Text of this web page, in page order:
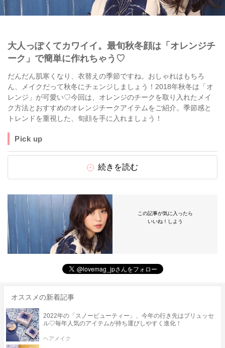
大人っぽくてカワイイ。最旬秋冬顔は「オレンジチ
ーク」で簡単に作れちゃう♡
だんだん肌寒くなり、衣替えの季節ですね。おしゃれはもちろ
ん、メイクだって秋冬にチェンジしましょう！2018年秋冬は「オ
レンジ」が可愛い♡今回は、オレンジのチークを取り入れたメイ
ク方法とおすすめのオレンジチークアイテムをご紹介。季節感と
トレンドを重視した、旬顔を手に入れましょう！
Pick up
続きを読む
この記事が気に入ったら
いいね！しよう
オススメの新着記事
2022年の「スノービューティー」、今年の行き先はブリュッセ
ル♡毎年人気のアイテムが持ち運びしやすく進化！
ヘアメイク